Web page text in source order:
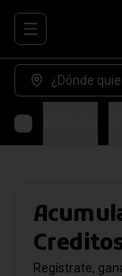
Abrir menu de
¿Dónde
Regístrate,